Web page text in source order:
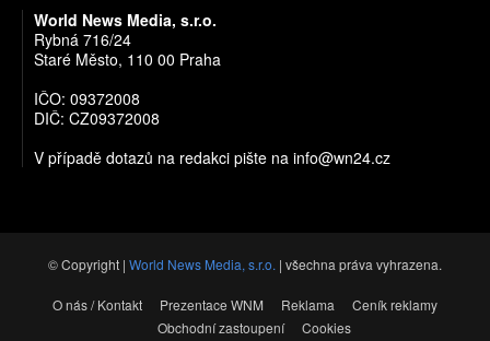
World News Media, s.r.o.
Rybná 716/24
Staré Město, 110 00 Praha
IČO: 09372008
DIČ: CZ09372008
V případě dotazů na redakci pište na info@wn24.cz
© Copyright | World News Media, s.r.o. | všechna práva vyhrazena.
O nás / Kontakt Prezentace WNM Reklama
Ceník reklamy
Obchodní zastoupení
Cookies